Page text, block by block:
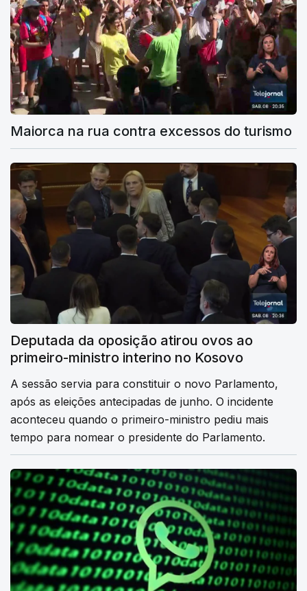
Maiorca na rua contra excessos do turismo
Deputada da oposição atirou ovos ao
primeiro-ministro interino no Kosovo
A sessão servia para constituir o novo Parlamento,
após as eleições antecipadas de junho. O incidente
aconteceu quando o primeiro-ministro pediu mais
tempo para nomear o presidente do Parlamento.